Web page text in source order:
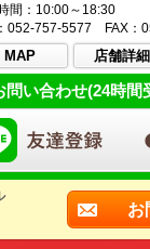
間：10:00～18:30
052-757-5577 FAX：
MAP 店舗詳細
問い合わせ(24時間
お